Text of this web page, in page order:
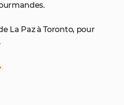
La Paz à Toronto, pour